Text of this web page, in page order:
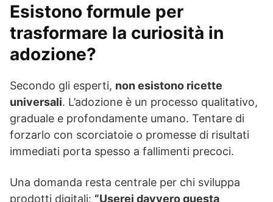
Esistono formule per
trasformare la curiosità in
adozione?
Secondo gli esperti, non esistono ricette
universali. L’adozione è un processo qualitativo,
graduale e profondamente umano. Tentare di
forzarlo con scorciatoie o promesse di risultati
immediati porta spesso a fallimenti precoci.
Una domanda resta centrale per chi sviluppa
prodotti digitali: “Userei davvero questa